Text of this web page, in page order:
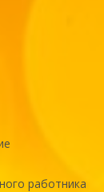
работника